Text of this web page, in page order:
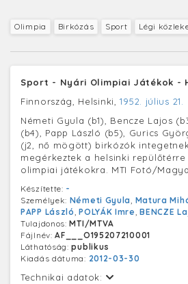
Olimpia Birkózás Sport Légi
Sport - Nyári Olimpiai Játékok -
Finnország, Helsinki,1952. július 21.
Németi Gyula (b1), Bencze Lajos
(b4), Papp László (b5), Gurics
(j2, nő mögött) birkózók
megérkeztek a helsinki repülőtérre
olimpiai játékokra. MTI Fotó/
Készítette: -
Személyek: Németi Gyula Matura
PAPP László ,POLYÁK Imre ,BENCZE
Tulajdonos:MTI/MTVA
Fájlnév:AF___O195207210001
Láthatóság:publikus
Kiadás dátuma: 2012-03-30
Technikai adatok: